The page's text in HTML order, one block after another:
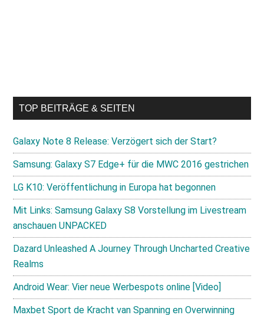
TOP BEITRÄGE & SEITEN
Galaxy Note 8 Release: Verzögert sich der Start?
Samsung: Galaxy S7 Edge+ für die MWC 2016 gestrichen
LG K10: Veröffentlichung in Europa hat begonnen
Mit Links: Samsung Galaxy S8 Vorstellung im Livestream
anschauen UNPACKED
Dazard Unleashed A Journey Through Uncharted Creative
Realms
Android Wear: Vier neue Werbespots online [Video]
Maxbet Sport de Kracht van Spanning en Overwinning